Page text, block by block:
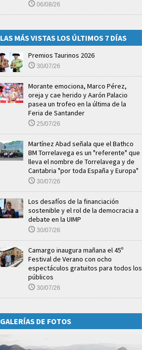
06/08/26
LAS MÁS VISTAS LOS ÚLTIMOS 7 DÍAS
Premios Taurinos 2026
30/07/26
Morante emociona, Marco Pérez,
oreja y cae herido y Aarón Palacio
pasea un trofeo en la última de la
Feria de Santander
25/07/26
Martínez Abad señala que el Bathco
BM Torrelavega es un "referente" que
lleva el nombre de Torrelavega y de
Cantabria "por toda España y Europa"
30/07/26
Los desafíos de la financiación
sostenible y el rol de la democracia a
debate en la UIMP
30/07/26
Camargo inaugura mañana el 45º
Festival de Verano con ocho
espectáculos gratuitos para todos los
públicos
30/07/26
GALERÍAS DE FOTOS